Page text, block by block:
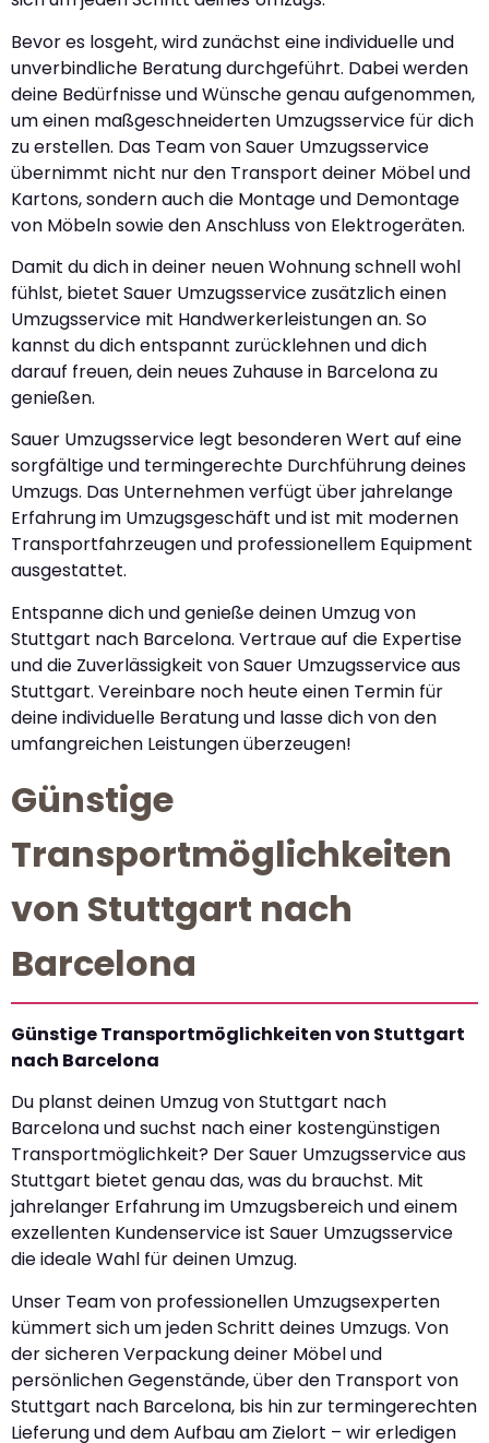
Bevor es losgeht, wird zunächst eine individuelle und
unverbindliche Beratung durchgeführt. Dabei werden
deine Bedürfnisse und Wünsche genau aufgenommen,
um einen maßgeschneiderten Umzugsservice für dich
zu erstellen. Das Team von Sauer Umzugsservice
übernimmt nicht nur den Transport deiner Möbel und
Kartons, sondern auch die Montage und Demontage
von Möbeln sowie den Anschluss von Elektrogeräten.
Damit du dich in deiner neuen Wohnung schnell wohl
fühlst, bietet Sauer Umzugsservice zusätzlich einen
Umzugsservice mit Handwerkerleistungen an. So
kannst du dich entspannt zurücklehnen und dich
darauf freuen, dein neues Zuhause in Barcelona zu
genießen.
Sauer Umzugsservice legt besonderen Wert auf eine
sorgfältige und termingerechte Durchführung deines
Umzugs. Das Unternehmen verfügt über jahrelange
Erfahrung im Umzugsgeschäft und ist mit modernen
Transportfahrzeugen und professionellem Equipment
ausgestattet.
Entspanne dich und genieße deinen Umzug von
Stuttgart nach Barcelona. Vertraue auf die Expertise
und die Zuverlässigkeit von Sauer Umzugsservice aus
Stuttgart. Vereinbare noch heute einen Termin für
deine individuelle Beratung und lasse dich von den
umfangreichen Leistungen überzeugen!
Günstige
Transportmöglichkeiten
von Stuttgart nach
Barcelona
Günstige Transportmöglichkeiten von Stuttgart
nach Barcelona
Du planst deinen Umzug von Stuttgart nach
Barcelona und suchst nach einer kostengünstigen
Transportmöglichkeit? Der Sauer Umzugsservice aus
Stuttgart bietet genau das, was du brauchst. Mit
jahrelanger Erfahrung im Umzugsbereich und einem
exzellenten Kundenservice ist Sauer Umzugsservice
die ideale Wahl für deinen Umzug.
Unser Team von professionellen Umzugsexperten
kümmert sich um jeden Schritt deines Umzugs. Von
der sicheren Verpackung deiner Möbel und
persönlichen Gegenstände, über den Transport von
Stuttgart nach Barcelona, bis hin zur termingerechten
Lieferung und dem Aufbau am Zielort – wir erledigen